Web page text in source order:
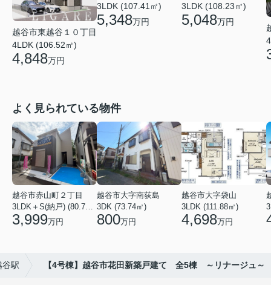
越谷市東越谷１０丁目
4LDK (106.52㎡)
4,848万円
3LDK (107.41㎡)
5,348万円
3LDK (108.23㎡)
5,048万円
よく見られている物件
越谷市赤山町２丁目
3,999万円
越谷市大字南荻島
3DK (73.74㎡)
800万円
越谷市大字袋山
3LDK (111.88㎡)
4,698万円
谷駅 【4号棟】越谷市花田新築戸建て 全5棟 ～リナージュ～